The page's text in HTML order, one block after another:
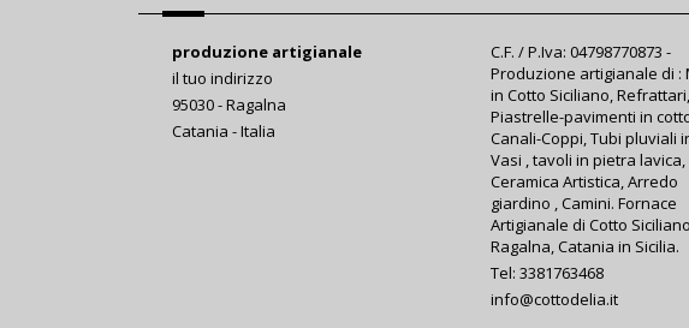
produzione artigianale
il tuo indirizzo
95030 - Ragalna
Catania - Italia
C.F. / P.Iva: 04798770873 -
Produzione artigianale di :
in Cotto Siciliano, Refrattari,
Piastrelle-pavimenti in
Canali-Coppi, Tubi pluviali
Vasi , tavoli in pietra lavica,
Ceramica Artistica, Arredo
giardino , Camini. Fornace
Artigianale di Cotto
Ragalna, Catania in Sicilia.
Tel: 3381763468
info@cottodelia.it